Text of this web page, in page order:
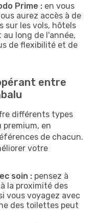
Prime : en vous
aurez accès à de
sur les vols, hôtels
long de l'année,
de flexibilité et de
entre
différents types
premium, en
de chacun.
votre
soin : pensez à
la proximité des
vous voyagez avec
des toilettes peut